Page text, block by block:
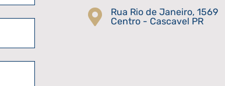
Rua Rio de Janeiro, 1569
Centro - Cascavel PR